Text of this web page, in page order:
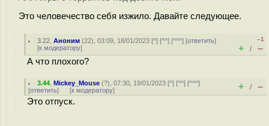
Это человечество себя изжило. Давайте следующее.
3.22 ,Аноним (22), 03:09, 18/01/2023 [^] [^^] [^^^] [ответить]
[к модератору]
–1
+ / –
А что плохого?
3.44 ,Mickey_Mouse (?), 07:30, 19/01/2023 [^] [^^] [^^^]
[ответить] [к модератору] + / –
Это отпуск.